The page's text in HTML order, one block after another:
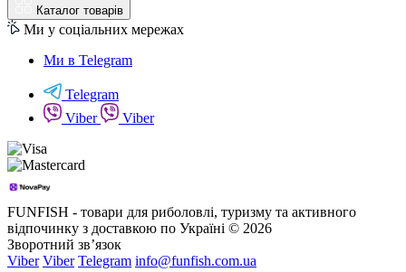
Каталог товарів
Ми у соціальних мережах
Ми в Telegram
Telegram
Viber
Viber
FUNFISH - товари для риболовлі, туризму та активного
відпочинку з доставкою по Україні © 2026
Зворотний зв’язок
Viber Viber Telegram info@funfish.com.ua